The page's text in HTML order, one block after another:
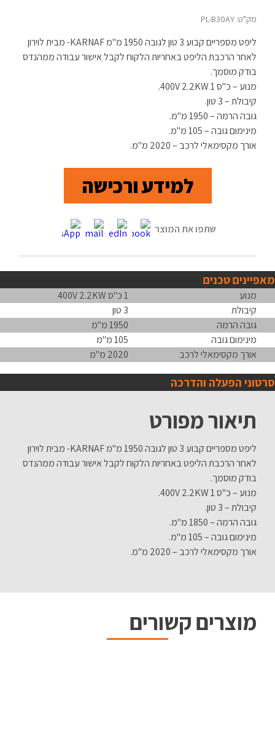
מק"ט: PL-B30AY
ליפט מספריים קבוע 3 טון לגובה 1950 מ"מ KARNAF- מבית לוירון
לאחר הרכבת הליפט באחריות הלקוח לקבל אישור עבודה ממהנדס
בודק מוסמך.
מנוע – כ"ס 1 400V 2.2KW.
קיבולת – 3 טון.
גובה הרמה – 1950 מ"מ.
מינימום גובה – 105 מ"מ.
אורך מקסימאלי לרכב – 2020 מ"מ.
למידע ורכישה
מאפיינים טכנים
מנוע
1 כ"ס 400V 2.2KW
קיבולת
3 טון
גובה הרמה
1950 מ"מ
מינימום גובה
105 מ"מ
אורך מקסימאלי לרכב
2020 מ"מ
סרטוני הפעלה והדרכה
תיאור מפורט
ליפט מספריים קבוע 3 טון לגובה 1950 מ"מ KARNAF- מבית לוירון
לאחר הרכבת הליפט באחריות הלקוח לקבל אישור עבודה ממהנדס
בודק מוסמך.
מנוע – כ"ס 1 400V 2.2KW.
קיבולת – 3 טון.
גובה הרמה – 1850 מ"מ.
מינימום גובה – 105 מ"מ.
אורך מקסימאלי לרכב – 2020 מ"מ.
מוצרים קשורים